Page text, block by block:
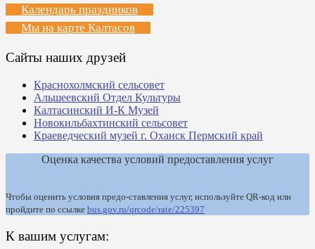
Календарь праздников
Мы на карте Калтасов
Сайты наших друзей
Краснохолмский сельсовет
Альшеевский Отдел Культуры
Калтасинский И-К Музей
Новокильбахтинский сельсовет
Краеведческий музей г. Оханск Пермский край
Оценка качества условий предоставления услуг
Чтобы оценить условия предо-ставления услуг, используйте QR-код или
пройдите по ссылке bus.gov.ru/qrcode/rate/225397
К вашим услугам: